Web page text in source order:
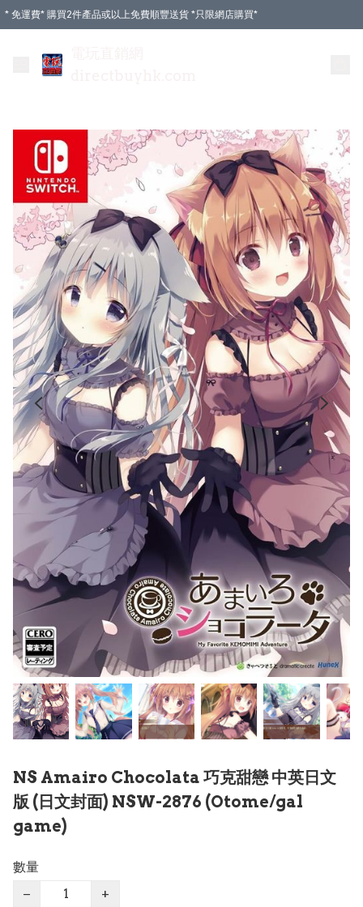
* 免運費* 購買2件產品或以上免費順豐送貨 *只限網店購買*
NS Amairo Chocolata 巧克甜戀 中英日文
版 (日文封面) NSW-2876 (Otome/gal
game)
數量
−
+